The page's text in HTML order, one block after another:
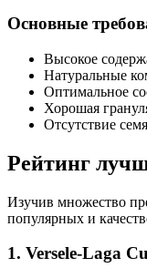
Основные
Высокое
Натуральные
Оптимальное
Хорошая
Отсутствие
Рейтинг
Изучив множество
популярных и
1. Versele-Laga